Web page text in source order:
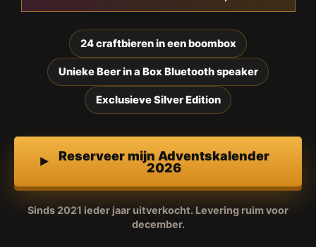
24 craftbieren in een boombox
Unieke Beer in a Box Bluetooth speaker
Exclusieve Silver Edition
Reserveer mijn Adventskalender
2026
Sinds 2021 ieder jaar uitverkocht. Levering ruim voor
december.